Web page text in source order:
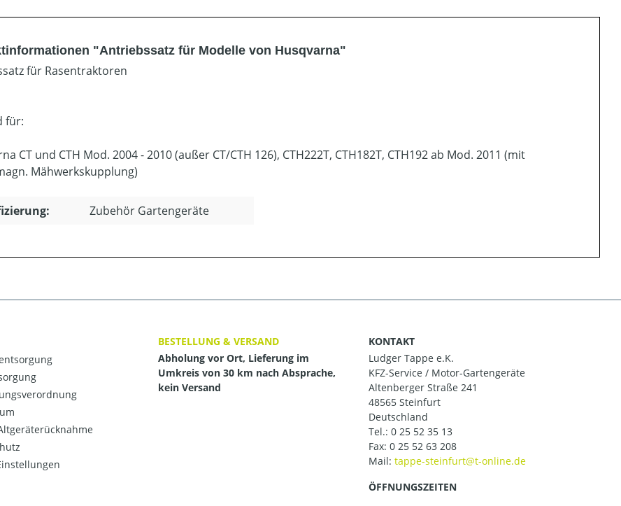
"Antriebssatz für Modelle von Husqvarna"
für Rasentraktoren
für:
CT und CTH Mod. 2004 - 2010 (außer CT/CTH 126), CTH222T, CTH182T, CTH192 ab Mod. 2011 (mit
Mähwerkskupplung)
Zubehör Gartengeräte
BESTELLUNG & VERSAND
Abholung vor Ort, Lieferung im
Umkreis von 30 km nach Absprache,
kein Versand
KONTAKT
Ludger Tappe e.K.
KFZ-Service / Motor-Gartengeräte
Altenberger Straße 241
48565 Steinfurt
Deutschland
Tel.: 0 25 52 35 13
Fax: 0 25 52 63 208
Mail:
ÖFFNUNGSZEITEN